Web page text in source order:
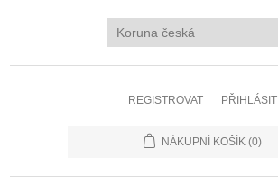
REGISTROVAT PŘIHLÁSIT
NÁKUPNÍ KOŠÍK (0)